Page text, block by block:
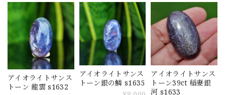
アイオライトサンス
トーン 龍雲 s1632
アイオライトサンス
トーン銀の鱗 s1635
アイオライトサンス
トーン39ct 稲妻銀
河 s1633